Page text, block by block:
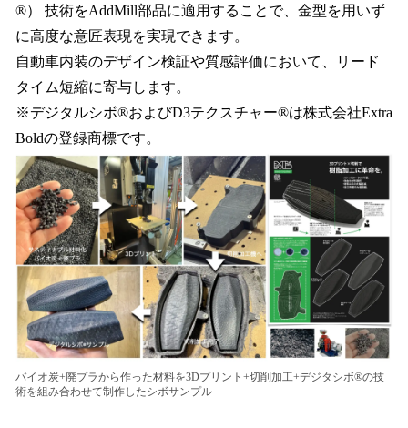
®） 技術をAddMill部品に適用することで、金型を用いず
に高度な意匠表現を実現できます。
自動車内装のデザイン検証や質感評価において、リード
タイム短縮に寄与します。
※デジタルシボ®およびD3テクスチャー®は株式会社Extra
Boldの登録商標です。
バイオ炭+廃プラから作った材料を3Dプリント+切削加工+デジタシボ®の技
術を組み合わせて制作したシボサンプル